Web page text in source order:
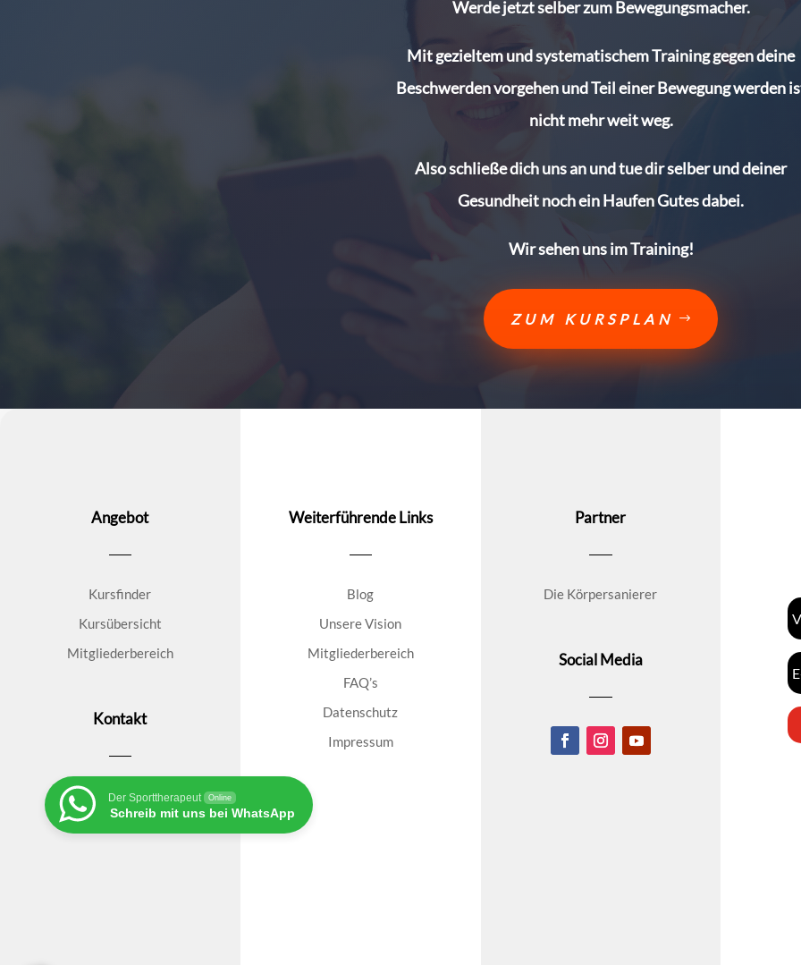
Werde jetzt selber zum Bewegungsmacher.
Mit gezieltem und systematischem Training gegen deine
Beschwerden vorgehen und Teil einer Bewegung werden
nicht mehr weit weg.
Also schließe dich uns an und tue dir selber und deiner
Gesundheit noch ein Haufen Gutes dabei.
Wir sehen uns im Training!
ZUM KURSPLAN
Angebot
Kursfinder
Kursübersicht
Mitgliederbereich
Kontakt
Der Sporttherapeut Online
Schreib mit uns bei WhatsApp
Weiterführende Links
Blog
Unsere Vision
Mitgliederbereich
FAQ’s
Datenschutz
Impressum
Partner
Die Körpersanierer
Social Media